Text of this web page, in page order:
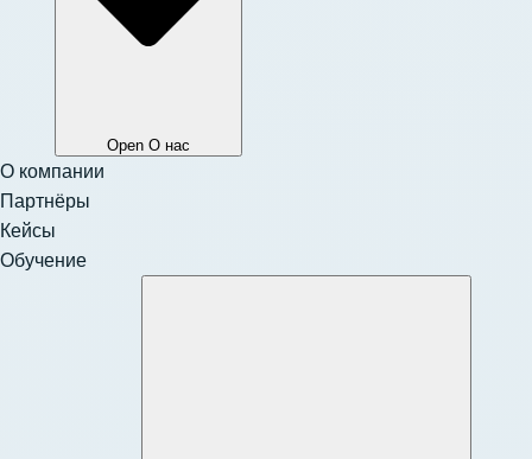
Open О нас
О компании
Партнёры
Кейсы
Обучение